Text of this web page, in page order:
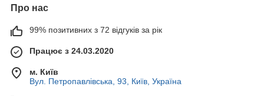
Про нас
99% позитивних з 72 відгуків за рік
Працює з 24.03.2020
м. Київ
Вул. Петропавлівська, 93, Київ, Україна